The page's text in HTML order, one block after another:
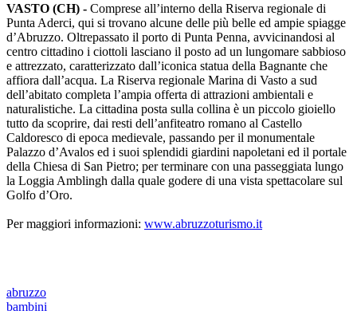
VASTO (CH) - Comprese all’interno della Riserva regionale di
Punta Aderci, qui si trovano alcune delle più belle ed ampie spiagge
d’Abruzzo. Oltrepassato il porto di Punta Penna, avvicinandosi al
centro cittadino i ciottoli lasciano il posto ad un lungomare sabbioso
e attrezzato, caratterizzato dall’iconica statua della Bagnante che
affiora dall’acqua. La Riserva regionale Marina di Vasto a sud
dell’abitato completa l’ampia offerta di attrazioni ambientali e
naturalistiche. La cittadina posta sulla collina è un piccolo gioiello
tutto da scoprire, dai resti dell’anfiteatro romano al Castello
Caldoresco di epoca medievale, passando per il monumentale
Palazzo d’Avalos ed i suoi splendidi giardini napoletani ed il portale
della Chiesa di San Pietro; per terminare con una passeggiata lungo
la Loggia Amblingh dalla quale godere di una vista spettacolare sul
Golfo d’Oro.
Per maggiori informazioni: www.abruzzoturismo.it
abruzzo
bambini